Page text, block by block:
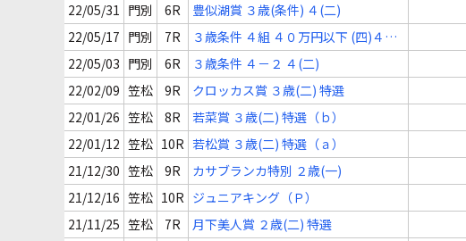
22/05/31 門別 6R 豊似湖賞 ３歳(条件) ４(二)
22/05/17 門別 7R
３歳条件 ４組 ４０万円以下 (四)４０
万円以下
22/05/03 門別 6R ３歳条件 ４－２ ４(二)
22/02/09 笠松 9R クロッカス賞 ３歳(二) 特選
22/01/26 笠松 8R 若菜賞 ３歳(二) 特選（ｂ）
22/01/12 笠松 10R 若松賞 ３歳(二) 特選（ａ）
21/12/30 笠松 9R カサブランカ特別 ２歳(一)
21/12/16 笠松 10R ジュニアキング（Ｐ）
21/11/25 笠松 7R 月下美人賞 ２歳(二) 特選